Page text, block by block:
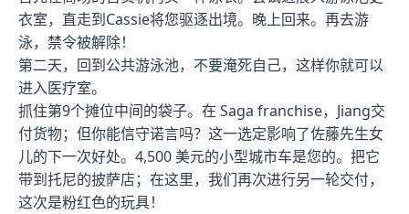
衣室，直走到Cassie将您驱逐出境。晚上回来。再去游
泳，禁令被解除！
第二天，回到公共游泳池，不要淹死自己，这样你就可以
进入医疗室。
抓住第9个摊位中间的袋子。在 Saga franchise，Jiang交
付货物；但你能信守诺言吗？这一选定影响了佐藤先生女
儿的下一次好处。4,500 美元的小型城市车是您的。把它
带到托尼的披萨店；在这里，我们再次进行另一轮交付，
这次是粉红色的玩具！